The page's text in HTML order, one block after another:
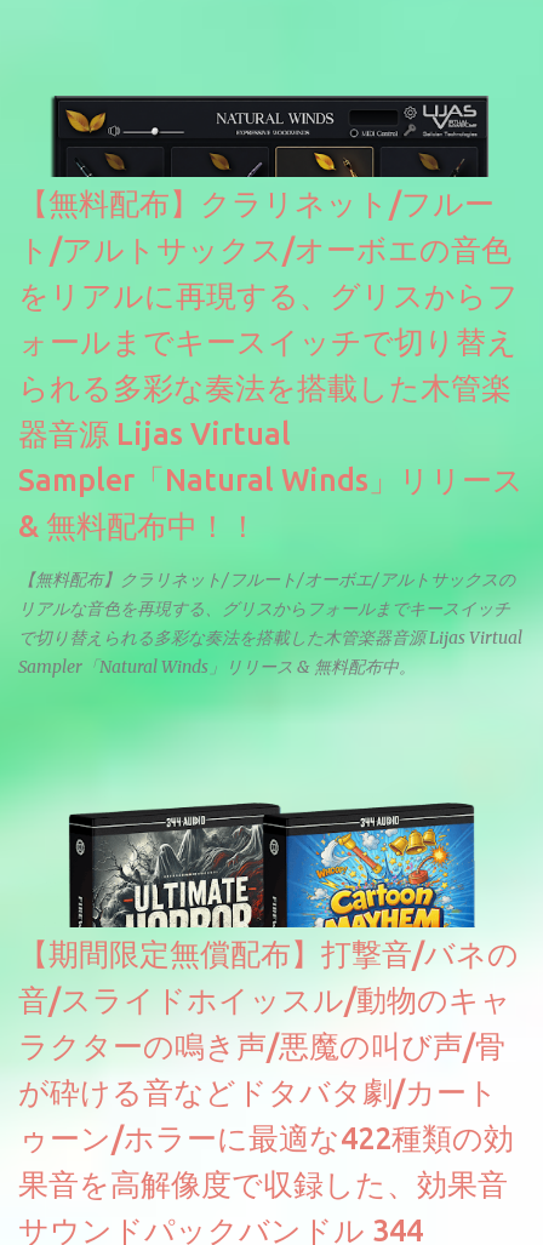
ソースを元に設計・改良した製品のようです。
【無料配布】クラリネット/フルー
ト/アルトサックス/オーボエの音色
をリアルに再現する、グリスからフ
ォールまでキースイッチで切り替え
られる多彩な奏法を搭載した木管楽
器音源 Lijas Virtual
Sampler「Natural Winds」リリース
& 無料配布中！！
【無料配布】クラリネット/フルート/オーボエ/アルトサックスの
リアルな音色を再現する、グリスからフォールまでキースイッチ
で切り替えられる多彩な奏法を搭載した木管楽器音源 Lijas Virtual
Sampler「Natural Winds」リリース & 無料配布中。
【期間限定無償配布】打撃音/バネの
音/スライドホイッスル/動物のキャ
ラクターの鳴き声/悪魔の叫び声/骨
が砕ける音などドタバタ劇/カート
ゥーン/ホラーに最適な422種類の効
果音を高解像度で収録した、効果音
サウンドパックバンドル 344